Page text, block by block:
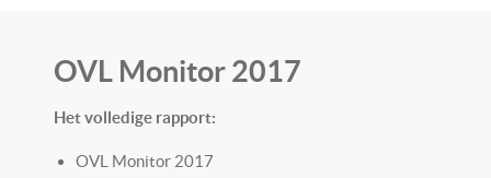
OVL Monitor 2017
Het volledige rapport:
OVL Monitor 2017